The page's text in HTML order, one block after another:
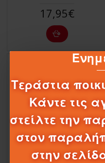
Τεράστια
Κάντε τις
στείλτε την
στον
στην
17,95€
1-085208 0008.3014